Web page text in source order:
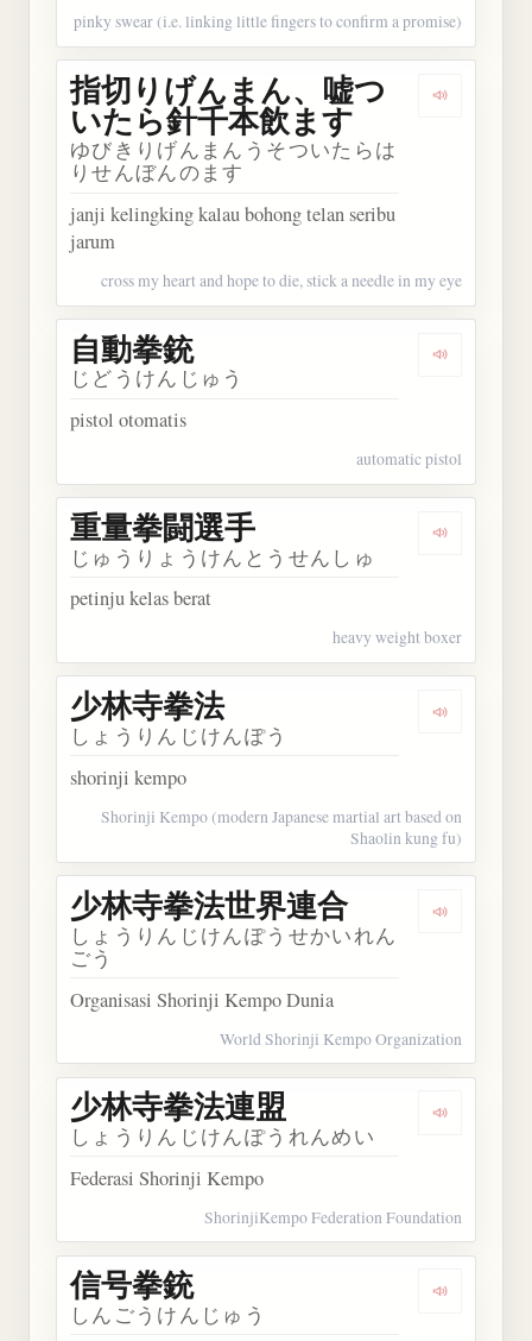
pinky swear (i.e. linking little fingers to confirm a promise)
指切りげんまん、嘘つ
いたら針千本飲ます
ゆびきりげんまんうそついたらは
りせんぼんのます
janji kelingking kalau bohong telan seribu
jarum
cross my heart and hope to die, stick a needle in my eye
Dengarkan
自動拳銃
じどうけんじゅう
pistol otomatis
automatic pistol
Dengarkan
重量拳闘選手
じゅうりょうけんとうせんしゅ
petinju kelas berat
heavy weight boxer
Dengarkan
少林寺拳法
しょうりんじけんぽう
shorinji kempo
Shorinji Kempo (modern Japanese martial art based on
Shaolin kung fu)
Dengarkan
少林寺拳法世界連合
しょうりんじけんぽうせかいれん
ごう
Organisasi Shorinji Kempo Dunia
World Shorinji Kempo Organization
Dengarkan
少林寺拳法連盟
しょうりんじけんぽうれんめい
Federasi Shorinji Kempo
ShorinjiKempo Federation Foundation
Dengarkan
信号拳銃
しんごうけんじゅう